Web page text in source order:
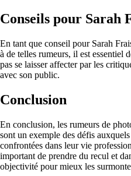
Conseils pour Sarah
En tant que conseil pour Sarah
à de telles rumeurs, il est essentiel
pas se laisser affecter par les
avec son public.
Conclusion
En conclusion, les rumeurs de
sont un exemple des défis
confrontées dans leur vie
important de prendre du recul et
objectivité pour mieux les